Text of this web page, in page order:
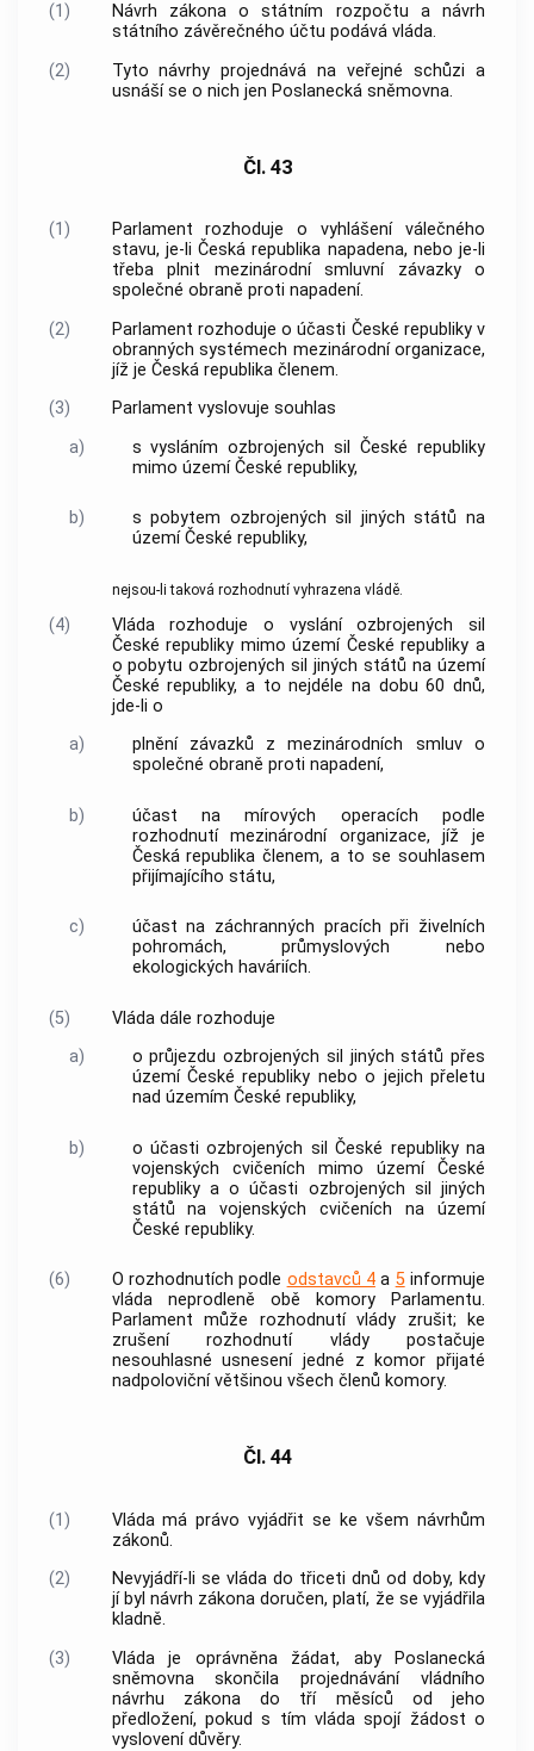
(1)
Návrh zákona o státním rozpočtu a návrh
státního závěrečného účtu podává vláda.
(2)
Tyto návrhy projednává na veřejné schůzi a
usnáší se o nich jen Poslanecká sněmovna.
Čl. 43
(1)
Parlament rozhoduje o vyhlášení válečného
stavu, je-li Česká republika napadena, nebo je-li
třeba plnit mezinárodní smluvní závazky o
společné obraně proti napadení.
(2)
Parlament rozhoduje o účasti České republiky v
obranných systémech mezinárodní organizace,
jíž je Česká republika členem.
(3)
Parlament vyslovuje souhlas
a)
s vysláním ozbrojených sil České republiky
mimo území České republiky,
b)
s pobytem ozbrojených sil jiných států na
území České republiky,
nejsou-li taková rozhodnutí vyhrazena vládě.
(4) Vládarozhoduje o vyslání ozbrojených sil
České republiky mimo území České republiky a
o pobytu ozbrojených sil jiných států na území
České republiky, a to nejdéle na dobu 60 dnů,
jde-li o
a)
plnění závazků z mezinárodních smluv o
společné obraně proti napadení,
b)
účast na mírových operacích podle
rozhodnutí mezinárodní organizace, jíž je
Česká republika členem, a to se souhlasem
přijímajícího státu,
c)
účast na záchranných pracích při živelních
pohromách, průmyslových nebo
ekologických haváriích.
(5) Vládadále rozhoduje
a)
o průjezdu ozbrojených sil jiných států přes
území České republiky nebo o jejich přeletu
nad územím České republiky,
b)
o účasti ozbrojených sil České republiky na
vojenských cvičeních mimo území České
republiky a o účasti ozbrojených sil jiných
států na vojenských cvičeních na území
České republiky.
(6) O rozhodnutích podle odstavců 4a 5informuje
vládaneprodleně obě komory Parlamentu.
Parlament může rozhodnutí vlády zrušit; ke
zrušení rozhodnutí vládypostačuje
nesouhlasné usnesení jedné z komor přijaté
nadpoloviční většinou všech členů komory.
Čl. 44
(1) Vládamá právo vyjádřit se ke všem návrhům
zákonů.
(2)
Nevyjádří-li se vládado třiceti dnů od doby, kdy
jí byl návrh zákona doručen, platí, že se vyjádřila
kladně.
(3)
Vládaje oprávněna žádat, aby Poslanecká
sněmovna skončila projednávání vládního
návrhu zákona do tří měsíců od jeho
předložení, pokud s tím vládaspojí žádost o
vyslovení důvěry.